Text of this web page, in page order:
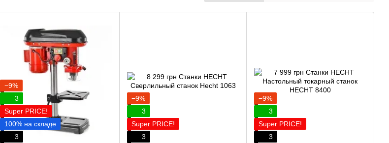
−9%
3
Super PRICE!
100% на складе
3
−9%
3
Super PRICE!
3
−9%
3
Super PRICE!
3